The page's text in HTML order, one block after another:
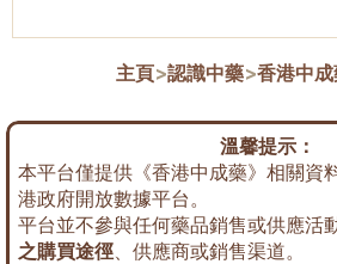
主頁>認識中藥>香港中
溫馨提示：
本平台僅提供《香港中成藥》相關資
港政府開放數據平台。
平台並不參與任何藥品銷售或供應活
之購買途徑、供應商或銷售渠道。